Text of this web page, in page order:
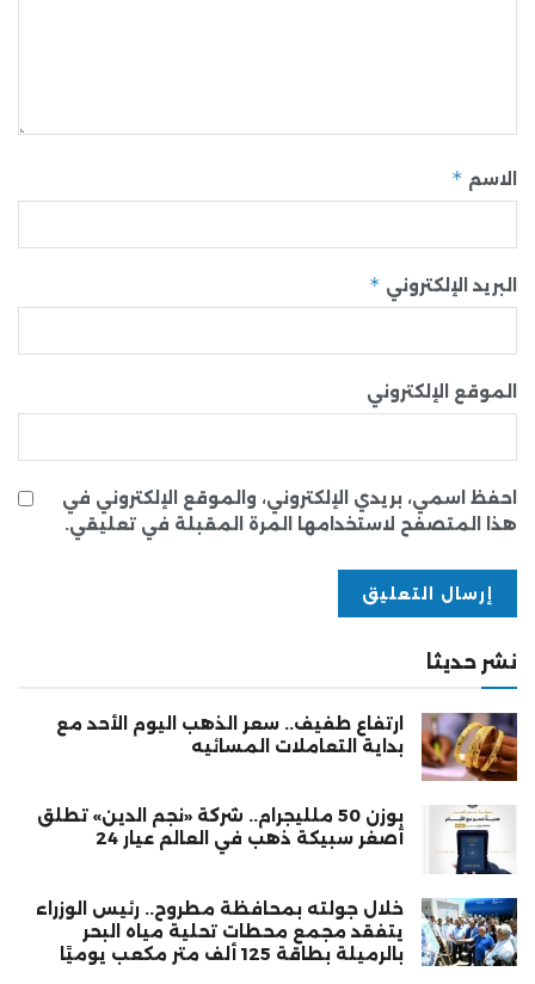
الاسم *
البريد الإلكتروني *
الموقع الإلكتروني
احفظ اسمي، بريدي الإلكتروني، والموقع الإلكتروني في
هذا المتصفح لاستخدامها المرة المقبلة في تعليقي.
نشر حديثا
ارتفاع طفيف.. سعر الذهب اليوم الأحد مع
بداية التعاملات المسائيه
بوزن 50 ملليجرام.. شركة «نجم الدين» تطلق
أصغر سبيكة ذهب في العالم عيار 24
خلال جولته بمحافظة مطروح.. رئيس الوزراء
يتفقد مجمع محطات تحلية مياه البحر
بالرميلة بطاقة 125 ألف متر مكعب يوميًا